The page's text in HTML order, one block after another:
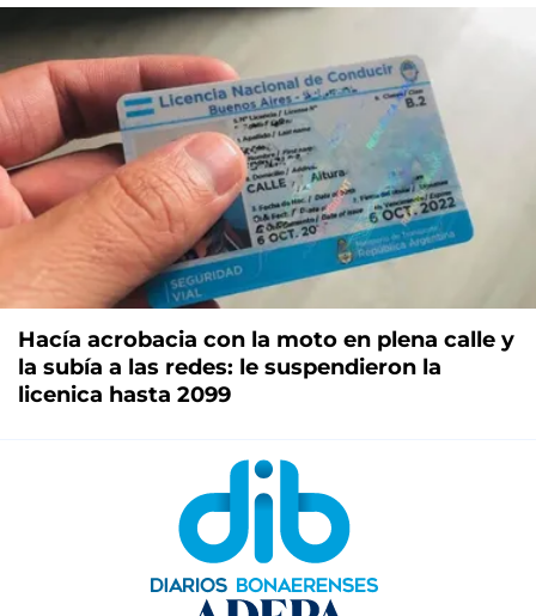
Hacía acrobacia con la moto en plena calle y
la subía a las redes: le suspendieron la
licenica hasta 2099